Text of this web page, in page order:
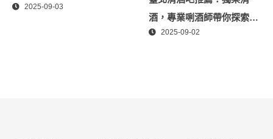
2025-09-03
酒，專業唎酒師帶你探索日
本酒世界
2025-09-02